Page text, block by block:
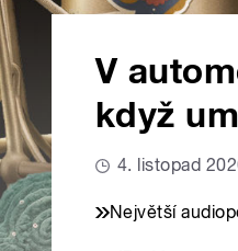
V
když
4. listopad
Největší